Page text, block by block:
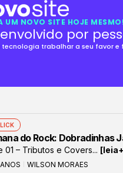
UM NOVO SITE HOJE MESMO!
por
tecnologia trabalhar a seu favor
do Rock: Dobradinhas
01 – Tributos e Covers...
WILSON MORAES